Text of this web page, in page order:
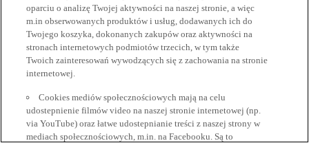
oparciu o analizę Twojej aktywności na naszej stronie, a więc
m.in obserwowanych produktów i usług, dodawanych ich do
Twojego koszyka, dokonanych zakupów oraz aktywności na
stronach internetowych podmiotów trzecich, w tym także
Twoich zainteresowań wywodzących się z zachowania na stronie
internetowej.
Cookies mediów społecznościowych mają na celu
udostepnienie filmów video na naszej stronie internetowej (np.
via YouTube) oraz łatwe udostepnianie treści z naszej strony w
mediach społecznościowych, m.in. na Facebooku. Są to